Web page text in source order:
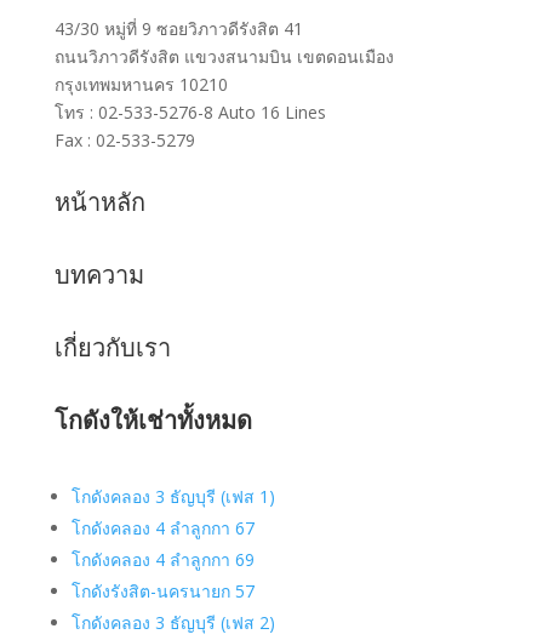
43/30 หมู่ที่ 9 ซอยวิภาวดีรังสิต 41
ถนนวิภาวดีรังสิต แขวงสนามบิน เขตดอนเมือง
กรุงเทพมหานคร 10210
โทร : 02-533-5276-8 Auto 16 Lines
Fax : 02-533-5279
หน้าหลัก
บทความ
เกี่ยวกับเรา
โกดังให้เช่าทั้งหมด
โกดังคลอง 3 ธัญบุรี (เฟส 1)
โกดังคลอง 4 ลำลูกกา 67
โกดังคลอง 4 ลำลูกกา 69
โกดังรังสิต-นครนายก 57
โกดังคลอง 3 ธัญบุรี (เฟส 2)